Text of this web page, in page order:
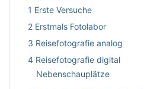
1 Erste Versuche
2 Erstmals Fotolabor
3 Reisefotografie analog
4 Reisefotografie digital
Nebenschauplätze